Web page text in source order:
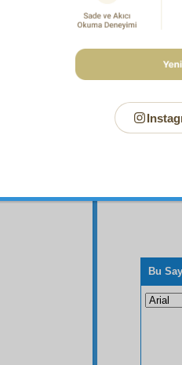
Bu